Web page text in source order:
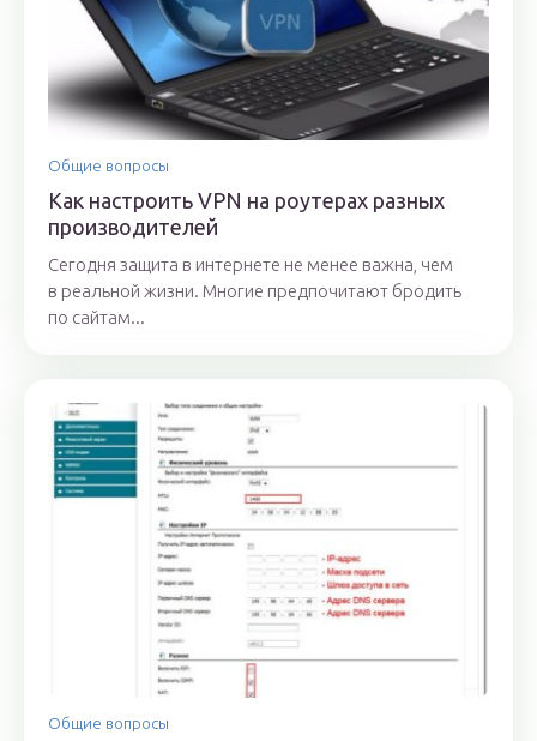
Общие вопросы
Как настроить VPN на роутерах разных
производителей
Сегодня защита в интернете не менее важна, чем
в реальной жизни. Многие предпочитают бродить
по сайтам...
Общие вопросы